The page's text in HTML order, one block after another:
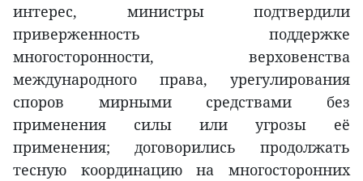
интерес, министры подтвердили
приверженность поддержке
многосторонности, верховенства
международного права, урегулирования
споров мирными средствами без
применения силы или угрозы её
применения; договорились продолжать
тесную координацию на многосторонних